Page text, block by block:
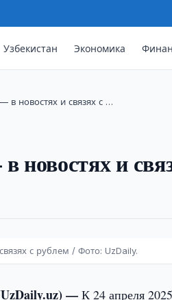
Узбекистан Экономика
в новостях и связях с …
новостях и
с рублем / Фото: UzDaily.
—К 24 апреля